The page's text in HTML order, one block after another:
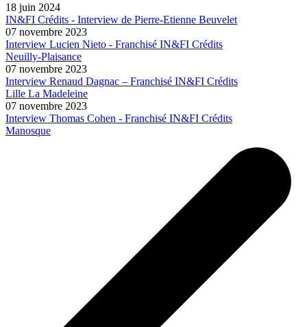
18 juin 2024
IN&FI Crédits - Interview de Pierre-Etienne Beuvelet
07 novembre 2023
Interview Lucien Nieto - Franchisé IN&FI Crédits
Neuilly-Plaisance
07 novembre 2023
Interview Renaud Dagnac – Franchisé IN&FI Crédits
Lille La Madeleine
07 novembre 2023
Interview Thomas Cohen - Franchisé IN&FI Crédits
Manosque